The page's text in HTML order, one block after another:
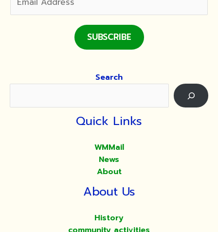
SUBSCRIBE
Search
Quick Links
WMMail
News
About
About Us
History